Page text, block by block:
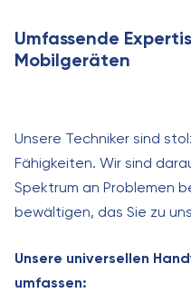
Umfassende
Mobilgeräten
Unsere Techniker sind
Fähigkeiten. Wir sind
Spektrum an Problemen
bewältigen, das Sie zu
Unsere universellen
umfassen: